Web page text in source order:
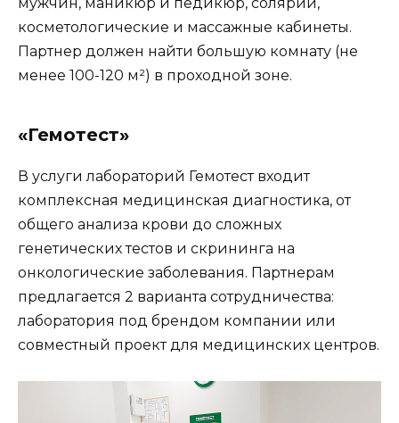
косметологические и массажные кабинеты.
Партнер должен найти большую комнату (не
менее 100-120 м²) в проходной зоне.
«Гемотест»
В услуги лабораторий Гемотест входит
комплексная медицинская диагностика, от
общего анализа крови до сложных
генетических тестов и скрининга на
онкологические заболевания. Партнерам
предлагается 2 варианта сотрудничества:
лаборатория под брендом компании или
совместный проект для медицинских центров.